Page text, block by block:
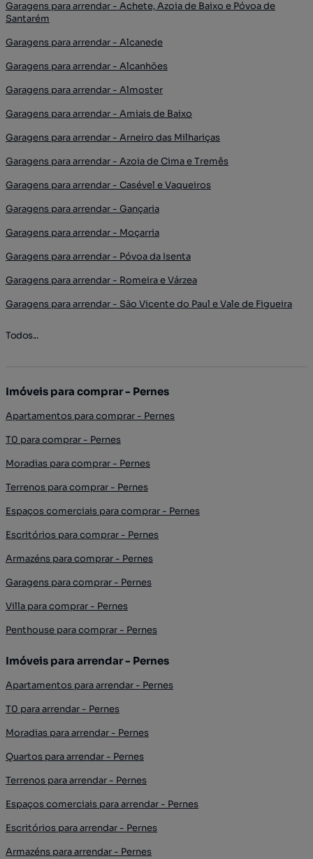
Garagens para arrendar - Achete, Azoia de Baixo e Póvoa de
Santarém
Garagens para arrendar - Alcanede
Garagens para arrendar - Alcanhões
Garagens para arrendar - Almoster
Garagens para arrendar - Amiais de Baixo
Garagens para arrendar - Arneiro das Milhariças
Garagens para arrendar - Azoia de Cima e Tremês
Garagens para arrendar - Casével e Vaqueiros
Garagens para arrendar - Gançaria
Garagens para arrendar - Moçarria
Garagens para arrendar - Póvoa da Isenta
Garagens para arrendar - Romeira e Várzea
Garagens para arrendar - São Vicente do Paul e Vale de Figueira
Todos...
Imóveis para comprar - Pernes
Apartamentos para comprar - Pernes
T0 para comprar - Pernes
Moradias para comprar - Pernes
Terrenos para comprar - Pernes
Espaços comerciais para comprar - Pernes
Escritórios para comprar - Pernes
Armazéns para comprar - Pernes
Garagens para comprar - Pernes
Villa para comprar - Pernes
Penthouse para comprar - Pernes
Imóveis para arrendar - Pernes
Apartamentos para arrendar - Pernes
T0 para arrendar - Pernes
Moradias para arrendar - Pernes
Quartos para arrendar - Pernes
Terrenos para arrendar - Pernes
Espaços comerciais para arrendar - Pernes
Escritórios para arrendar - Pernes
Armazéns para arrendar - Pernes